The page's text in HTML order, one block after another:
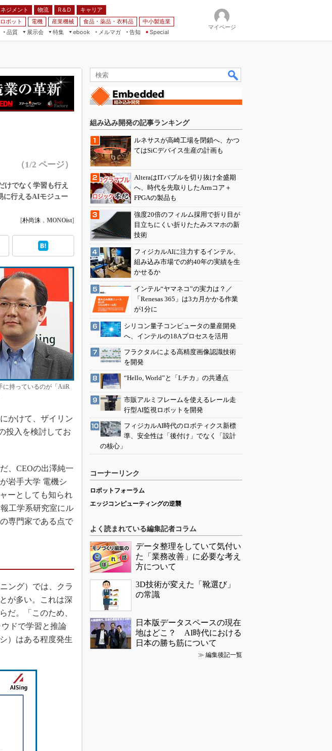
ジメント 物流 R＆D
キャリア
ロボット 電機 産業機械 食品・薬品・衣料品
中小製造業
品質
展示会
グ
特集
ebook
ント
メルマガ
告知 Special
マイページ
（1/2 ページ）
でなく学習も行え
に行えるAIモジュー
[朴尚洙 ， MONOist]
に持っているのが「AiiR
かけて、ザイリン
投入を検討してお
、CEOの出澤純一
岩手大学 電機シ
ーとしても知られ
工学系研究室にル
専門家である点で
ング）では、クラ
が多い。これは深
だ。「このため、
ドで学習と推論
）はある程度発生
組み込み開発の記事ランキング
ルネサスが高崎工場を閉鎖へ、かつ
てはSiCデバイス生産の計画も
AlteraはITバブルを切り抜け全盛期
へ、時代を先取りしたArmコア＋
FPGAの製品も
強度20倍のフィルム採用で折り目が
目立ちにくい折りたたみスマホの新
技術
フィジカルAIに注力するインテル、
組み込み市場での約40年の実績を生
かせるか
インテル“ヤマネコ”の実力は？／
「Renesas 365」は3カ月かかる作業
が1分に
シリコン量子コンピュータの量産開発
へ、インテルの18Aプロセスを活用
フラクタルによる高精度画像認識技術
を開発
“Hello, World”と「Lチカ」の共通点
市販アルミフレームを使えるレール走
行型AI監視ロボットを開発
フィジカルAI時代のロボティクス新標
準、安全性は「後付け」でなく「設計
の核心」
コーナーリンク
ロボットフォーラム
エッジコンピューティングの逆襲
よく読まれている編集記者コラム
データ整理をしていて気付い
た「業務改善」に必要な考え
方について
3D技術が変えた「靴選び」
の常識
日本版データスペースの現在
地はどこ？ AI時代における
日本の勝ち筋について
≫ 編集後記一覧